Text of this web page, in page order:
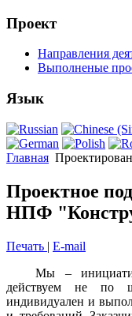
Проект
Направления
Выполненые
Язык
Главная
Проектное
НПФ
Печать | E-mail
Мы –
действуем не по
индивидуален и